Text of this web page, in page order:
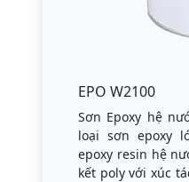
EPO W2100
Sơn Epoxy hệ
loại sơn epoxy
epoxy resin hệ
kết poly với xúc